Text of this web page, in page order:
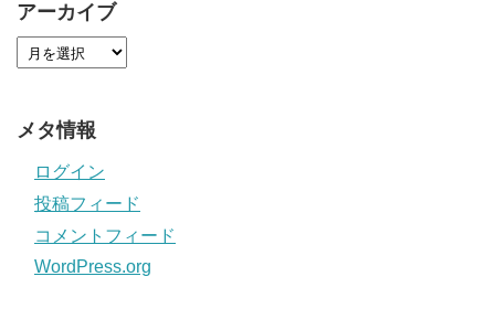
アーカイブ
メタ情報
ログイン
投稿フィード
コメントフィード
WordPress.org